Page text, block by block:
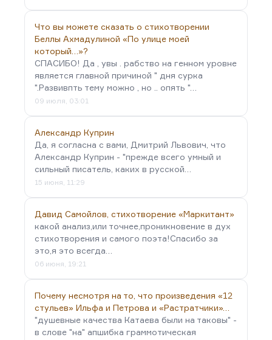
Что вы можете сказать о стихотворении
Беллы Ахмадулиной «По улице моей
который…»?
СПАСИБО! Да , увы . рабство на генном уровне
является главной причиной " дня сурка
".Развивпть тему можно , но .. опять "…
09 июля, 03:01
Александр Куприн
Да, я согласна с вами, Дмитрий Львович, что
Александр Куприн - "прежде всего умный и
сильный писатель, каких в русской…
15 июня, 11:29
Давид Самойлов, стихотворение «Маркитант»
какой анализ,или точнее,проникновение в дух
стихотворения и самого поэта!Спасибо за
это,я это всегда…
06 июня, 19:21
Почему несмотря на то, что произведения «12
стульев» Ильфа и Петрова и «Растратчики»…
"душевные качества Катаева были на таковы" -
в слове "на" апшибка граммотическая